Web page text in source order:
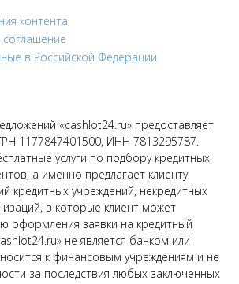
контента
соглашение
в Российской Федерации
«cashlot24.ru» предоставляет
1177847401500, ИНН 7813295787.
услуги по подбору кредитных
а именно предлагает клиенту
кредитных учреждений, некредитных
в которые клиент может
оформления заявки на кредитный
не является банком или
к финансовым учреждениям и не
за последствия любых заключенных